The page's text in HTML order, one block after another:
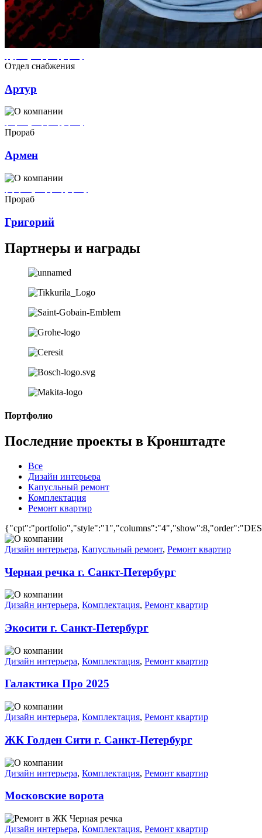
Отдел снабжения
Артур
Прораб
Армен
Прораб
Григорий
Партнеры и награды
Портфолио
Последние проекты в Кронштадте
Все
Дизайн интерьера
Капусльный ремонт
Комплектация
Ремонт квартир
Дизайн интерьера, Капусльный ремонт, Ремонт квартир
Черная речка г. Санкт-Петербург
Дизайн интерьера, Комплектация, Ремонт квартир
Экосити г. Санкт-Петербург
Дизайн интерьера, Комплектация, Ремонт квартир
Галактика Про 2025
Дизайн интерьера, Комплектация, Ремонт квартир
ЖК Голден Сити г. Санкт-Петербург
Дизайн интерьера, Комплектация, Ремонт квартир
Московские ворота
Дизайн интерьера, Комплектация, Ремонт квартир